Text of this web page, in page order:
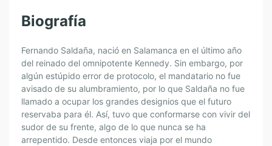
Biografía
Fernando Saldaña, nació en Salamanca en el último año
del reinado del omnipotente Kennedy. Sin embargo, por
algún estúpido error de protocolo, el mandatario no fue
avisado de su alumbramiento, por lo que Saldaña no fue
llamado a ocupar los grandes designios que el futuro
reservaba para él. Así, tuvo que conformarse con vivir del
sudor de su frente, algo de lo que nunca se ha
arrepentido. Desde entonces viaja por el mundo